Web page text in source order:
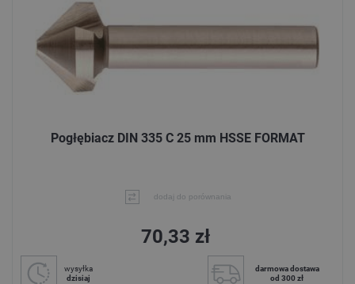
Pogłębiacz DIN 335 C 25 mm HSSE FORMAT
dodaj do porównania
70,33 zł
wysyłka
dzisiaj
darmowa dostawa
od 300 zł